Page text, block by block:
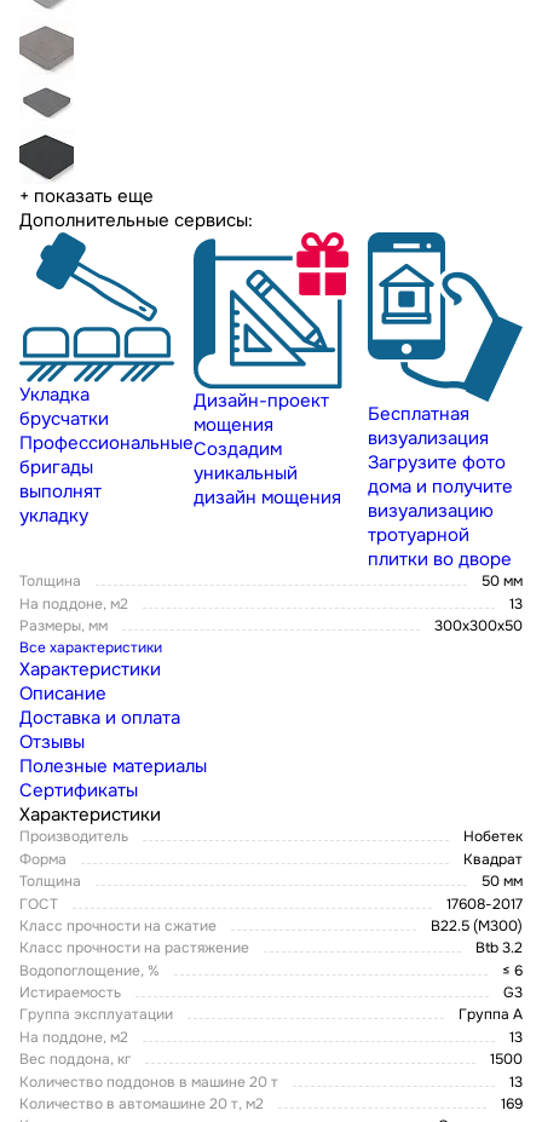
+ показать еще
Дополнительные сервисы:
Укладка
брусчатки
Профессиональные
бригады
выполнят
укладку
Дизайн-проект
мощения
Создадим
уникальный
дизайн мощения
Бесплатная
визуализация
Загрузите фото
дома и получите
визуализацию
тротуарной
плитки во дворе
Толщина
50 мм
На поддоне, м2
13
Размеры, мм
300х300х50
Все характеристики
Характеристики
Описание
Доставка и оплата
Отзывы
Полезные материалы
Сертификаты
Характеристики
Производитель
Нобетек
Форма
Квадрат
Толщина
50 мм
ГОСТ
17608-2017
Класс прочности на сжатие
B22.5 (M300)
Класс прочности на растяжение
Btb 3.2
Водопоглощение, %
≤ 6
Истираемость
G3
Группа эксплуатации
Группа А
На поддоне, м2
13
Вес поддона, кг
1500
Количество поддонов в машине 20 т
13
Количество в автомашине 20 т, м2
169